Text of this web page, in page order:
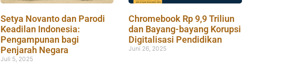
Setya Novanto dan Parodi
Keadilan Indonesia:
Pengampunan bagi
Penjarah Negara
Juli 5, 2025
Chromebook Rp 9,9 Triliun
dan Bayang-bayang Korupsi
Digitalisasi Pendidikan
Juni 26, 2025